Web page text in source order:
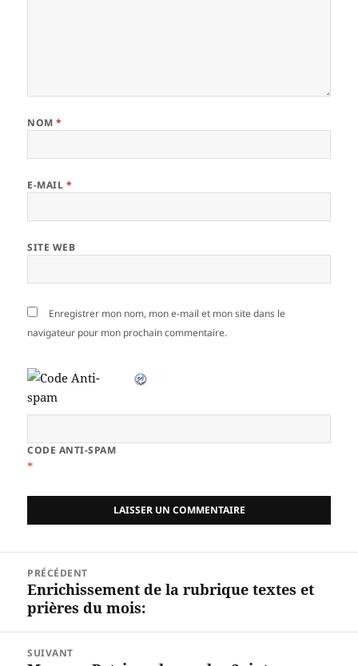
NOM*
E-MAIL *
SITE WEB
Enregistrer mon nom, mon e-mail et mon site dans le
navigateur pour mon prochain commentaire.
CODE ANTI-SPAM
*
l’article
PRÉCÉDENT
Article
précédent :
Enrichissement de la rubrique textes et
prières du mois:
SUIVANT